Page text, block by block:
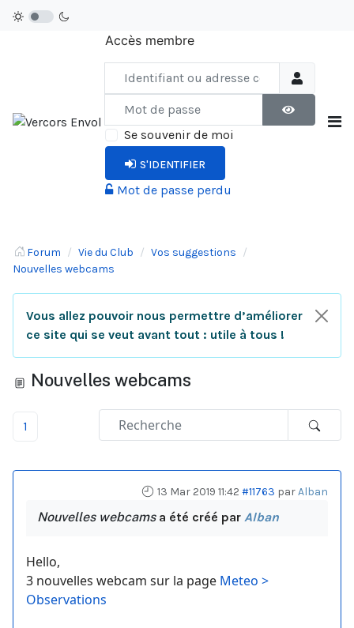
Accès membre
Identifiant ou adresse courriel
Mot de passe
AFFICHER
Se souvenir de moi
S'IDENTIFIER
Mot de passe perdu
Forum Vie du Club
Vos suggestions
Nouvelles webcams
Vous allez pouvoir nous permettre d’améliorer
ce site qui se veut avant tout : utile à tous !
Nouvelles webcams
1
13 Mar 2019 11:42 #11763 parAlban
Nouvelles webcamsa été créé par Alban
Hello,
3 nouvelles webcam sur la page Meteo >
Observations